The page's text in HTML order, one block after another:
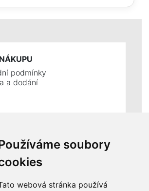
soubory
webová stránka používá
podmínky
a dodání
současnost
ÚDAJE
prací